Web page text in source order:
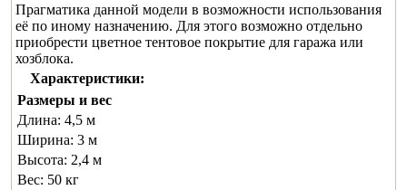
Прагматика данной модели в возможности использования
её по иному назначению. Для этого возможно отдельно
приобрести цветное тентовое покрытие для гаража или
хозблока.
Характеристики:
Размеры и вес
Длина: 4,5 м
Ширина: 3 м
Высота: 2,4 м
Вес: 50 кг